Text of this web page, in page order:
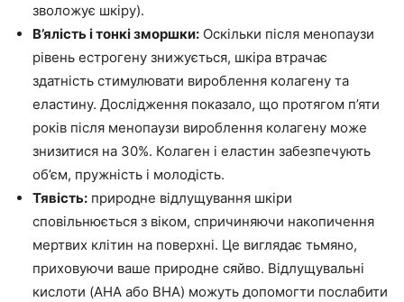
зволожує шкіру).
В’ялість і тонкі зморшки: Оскільки після менопаузи
рівень естрогену знижується, шкіра втрачає
здатність стимулювати вироблення колагену та
еластину. Дослідження показало, що протягом п’яти
років після менопаузи вироблення колагену може
знизитися на 30%. Колаген і еластин забезпечують
об’єм, пружність і молодість.
Тявість: природне відлущування шкіри
сповільнюється з віком, спричиняючи накопичення
мертвих клітин на поверхні. Це виглядає тьмяно,
приховуючи ваше природне сяйво. Відлущувальні
кислоти (AHA або BHA) можуть допомогти послабити